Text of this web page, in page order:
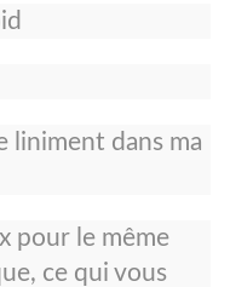
liniment dans ma
pour le même
ce qui vous